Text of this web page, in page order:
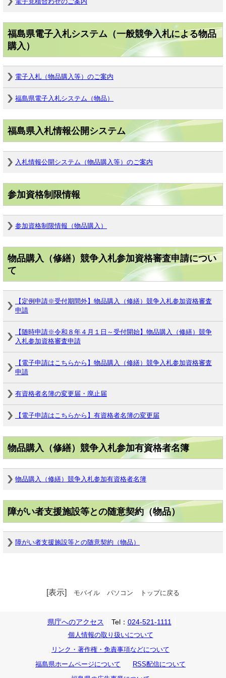
福島県電子入札システム（一般競争入札による物品
購入）
電子入札（物品購入等）のご案内
福島県電子入札システム（物品）
福島県入札情報公開システム
入札情報公開システム（物品購入等）のご案内
参加資格制限情報
参加資格制限情報（物品購入）
物品購入（修繕）競争入札参加資格審査申請につい
て
【定例申請※受付期間外】物品購入（修繕）競争入札参加資格審査
申請
【随時申請※令和８年４月１日～受付開始】物品購入（修繕）競争
入札参加資格審査申請
【電子申請はこちらから】物品購入（修繕）競争入札参加資格審査
申請
有資格者名簿の変更届・廃止届
【電子申請はこちらから】有資格者名簿の変更届
物品購入（修繕）競争入札参加有資格者名簿
物品購入（修繕）競争入札参加有資格者名簿
障がい者支援施設等との随意契約（物品）
障がい者支援施設等との随意契約（物品）
[表示] モバイル パソコン トップに戻る
県庁へのアクセス Tel： 024-521-1111
個人情報の取り扱いについて
リンク・著作権・免責事項などについて
福島県ホームページについて
RSS配信について